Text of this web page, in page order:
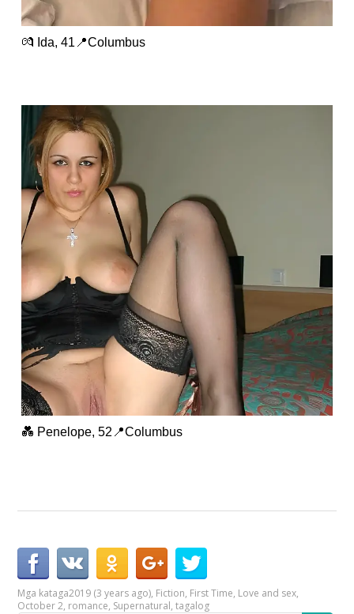
💏 Ida, 41📍Columbus
💑 Penelope, 52📍Columbus
Mga kataga2019 (3 years ago), Fiction, First Time, Love and sex,
October 2, romance, Supernatural,tagalog